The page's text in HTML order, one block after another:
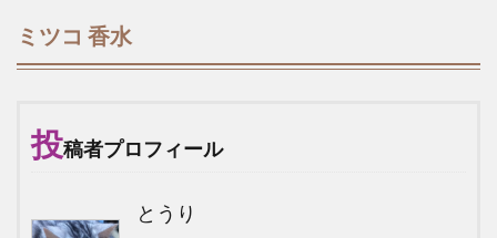
ミツコ 香水
投稿者プロフィール
とうり